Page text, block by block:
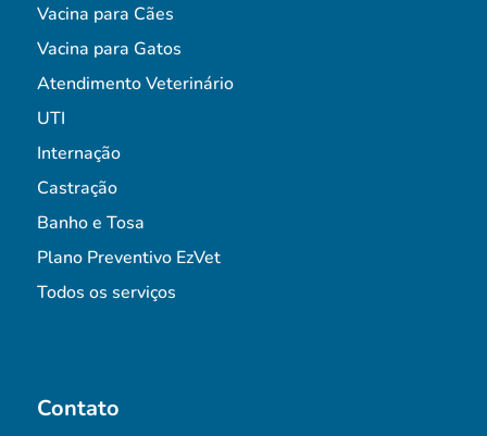
Vacina para Cães
Vacina para Gatos
Atendimento Veterinário
UTI
Internação
Castração
Banho e Tosa
Plano Preventivo EzVet
Todos os serviços
Contato